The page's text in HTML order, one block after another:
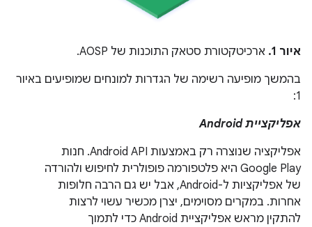
איור 1.
ארכיטקטורת סטאק התוכנות של AOSP.
בהמשך מופיעה רשימה של הגדרות למונחים שמופיעים באיור
1:
אפליקציית Android
אפליקציה שנוצרה רק באמצעות Android API. חנות
Google Play היא פלטפורמה פופולרית לחיפוש ולהורדה
של אפליקציות ל-Android, אבל יש גם הרבה חלופות
אחרות. במקרים מסוימים, יצרן מכשיר עשוי לרצות
להתקין מראש אפליקציית Android כדי לתמוך